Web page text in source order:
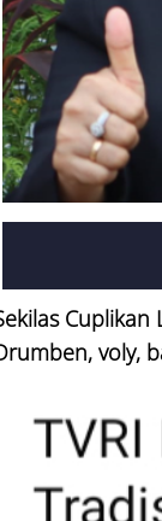
Cuplikan
voly,